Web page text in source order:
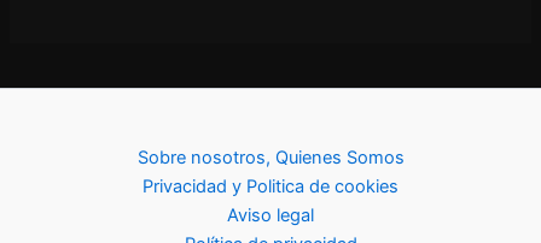
Sobre nosotros, Quienes Somos
Privacidad y Politica de cookies
Aviso legal